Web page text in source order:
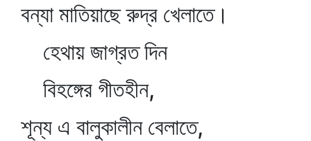
বন্যা মাতিয়াছে রুদ্র খেলাতে।
হেথায় জাগ্রত দিন
বিহঙ্গের গীতহীন,
শূন্য এ বালুকালীন বেলাতে,